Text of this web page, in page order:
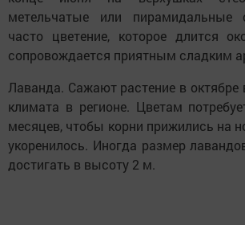
метельчатые или пирамидальные
часто цветение, которое длится
сопровождается приятным сладким
Лаванда. Сажают растение в октябре
климата в регионе. Цветам
месяцев, чтобы корни прижились на
укоренилось. Иногда размер
достигать в высоту 2 м.